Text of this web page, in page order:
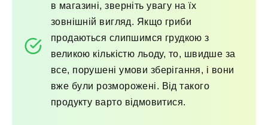
в магазині, зверніть увагу на їх
зовнішній вигляд. Якщо гриби
продаються слипшимся грудкою з
великою кількістю льоду, то, швидше за
все, порушені умови зберігання, і вони
вже були розморожені. Від такого
продукту варто відмовитися.